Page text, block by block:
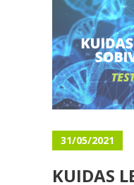
31/05/2021
KUIDAS